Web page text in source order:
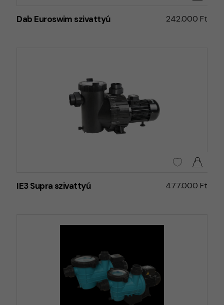
Dab Euroswim szivattyú 242.000 Ft
IE3 Supra szivattyú 477.000 Ft